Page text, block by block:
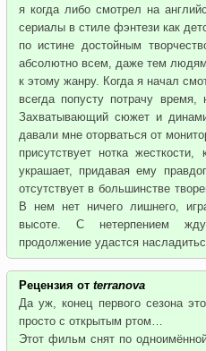
я когда либо смотрел на
сериалы в стиле фэнтези как
по истине достойным
абсолютно всем, даже тем
к этому жанру. Когда я начал
всегда попусту потрачу
Захватывающий сюжет и
давали мне оторваться от
присутствует нотка
украшает, придавая ему
отсутствует в большинстве
В нем нет ничего лишнего,
высоте. С нетерпением
продолжение удастся
Рецензия от terranova
Да уж, конец первого сезона
просто с открытым ртом…
Этот фильм снят по